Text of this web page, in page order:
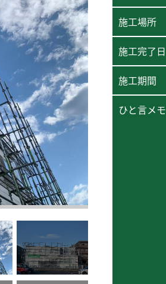
施工場所
施工完了日
施工期間
ひと言メモ